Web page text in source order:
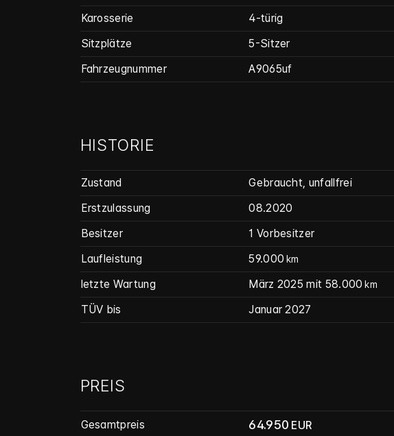
Karosserie
4-türig
Sitzplätze
5-Sitzer
Fahrzeug­nummer
A9065uf
HISTORIE
Zustand Gebraucht, unfallfrei
Erstzulassung
08.2020
Besitzer
1 Vorbesitzer
Laufleistung
59.000 km
letzte Wartung März 2025 mit 58.000 km
TÜV bis Januar 2027
PREIS
Gesamtpreis 64.950 EUR